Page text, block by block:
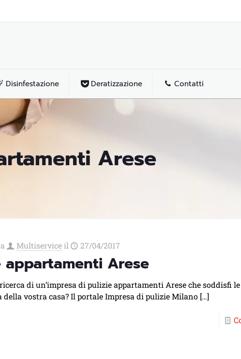
Disinfestazione Deratizzazione Contatti
Arese
Multiservice il 27/04/2017
appartamenti Arese
di un’impresa di pulizie appartamenti Arese che soddisfi
della vostra casa? Il portale Impresa di pulizie Milano[…]